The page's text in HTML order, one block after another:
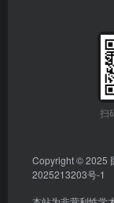
扫
Copyright © 2025
2025213203号-1